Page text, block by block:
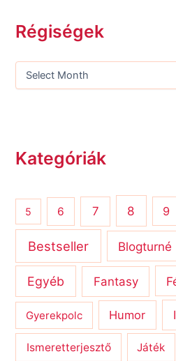
Régiségek
Kategóriák
5 6 7 8 9
Bestseller Blogturné
Egyéb Fantasy
Gyerekpolc Humor
Ismeretterjesztő Játék